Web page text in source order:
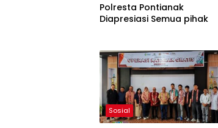
Polresta Pontianak
Diapresiasi Semua pihak
Sosial